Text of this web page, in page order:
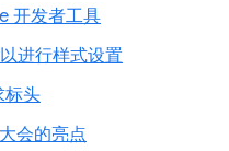
开发者工具
进行样式设置
标头
会的亮点